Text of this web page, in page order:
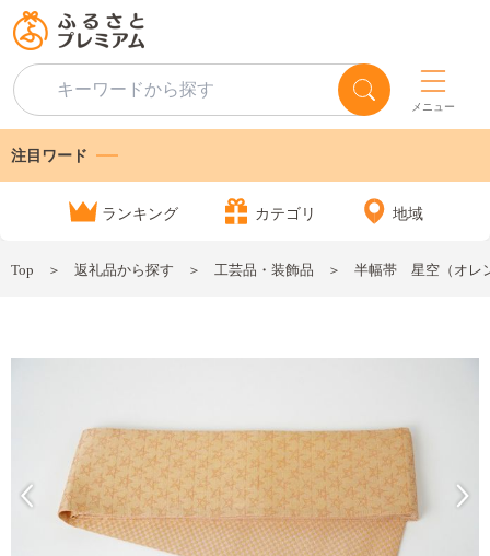
メニュー
注目ワード
ランキング カテゴリ 地域
Top 返礼品から探す 工芸品・装飾品 半幅帯 星空（オレ